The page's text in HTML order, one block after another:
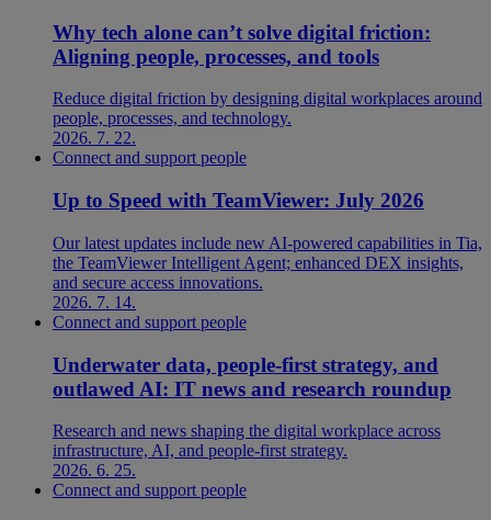
Why tech alone can’t solve digital friction:
Aligning people, processes, and tools
Reduce digital friction by designing digital workplaces around
people, processes, and technology.
2026. 7. 22.
Connect and support people
Up to Speed with TeamViewer: July 2026
Our latest updates include new AI-powered capabilities in Tia,
the TeamViewer Intelligent Agent; enhanced DEX insights,
and secure access innovations.
2026. 7. 14.
Connect and support people
Underwater data, people-first strategy, and
outlawed AI: IT news and research roundup
Research and news shaping the digital workplace across
infrastructure, AI, and people-first strategy.
2026. 6. 25.
Connect and support people